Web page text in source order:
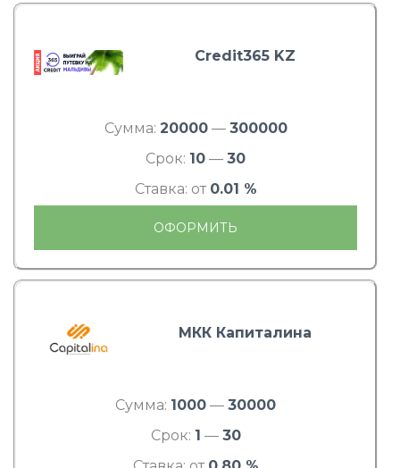
Credit365 KZ
Сумма: 20000— 300000
Срок: 10 — 30
Ставка: от 0.01 %
ОФОРМИТЬ
МКК Капиталина
Сумма: 1000 — 30000
Срок: 1 — 30